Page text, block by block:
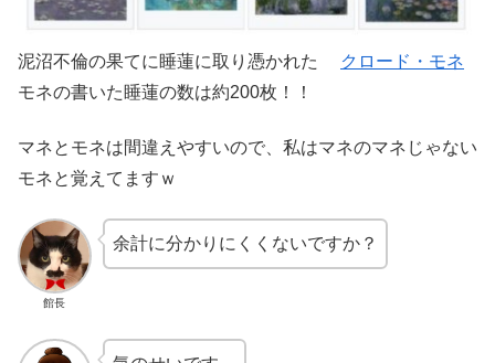
泥沼不倫の果てに睡蓮に取り憑かれた
クロード・モネ
モネの書いた睡蓮の数は約200枚！！
マネとモネは間違えやすいので、私はマネのマネじゃない
モネと覚えてますｗ
館長
余計に分かりにくくないですか？